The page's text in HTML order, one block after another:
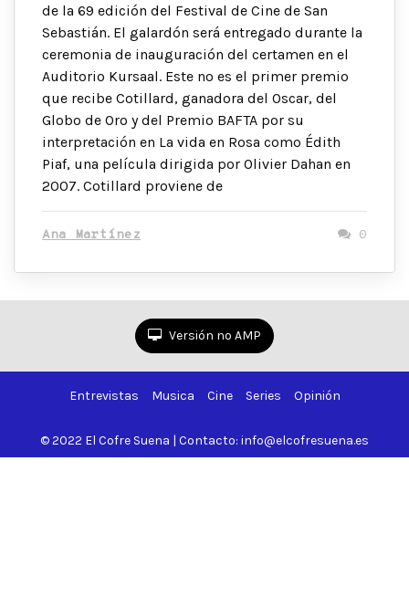
de la 69 edición del Festival de Cine de San
Sebastián. El galardón será entregado durante la
ceremonia de inauguración del certamen en el
Auditorio Kursaal. Este no es el primer premio
que recibe Cotillard, ganadora del Oscar, del
Globo de Oro y del Premio BAFTA por su
interpretación en La vida en Rosa como Édith
Piaf, una película dirigida por Olivier Dahan en
2007. Cotillard proviene de
Ana Martínez 0
Versión no AMP
Entrevistas Musica Cine Series Opinión
© 2022 El Cofre Suena | Contacto: info@elcofresuena.es